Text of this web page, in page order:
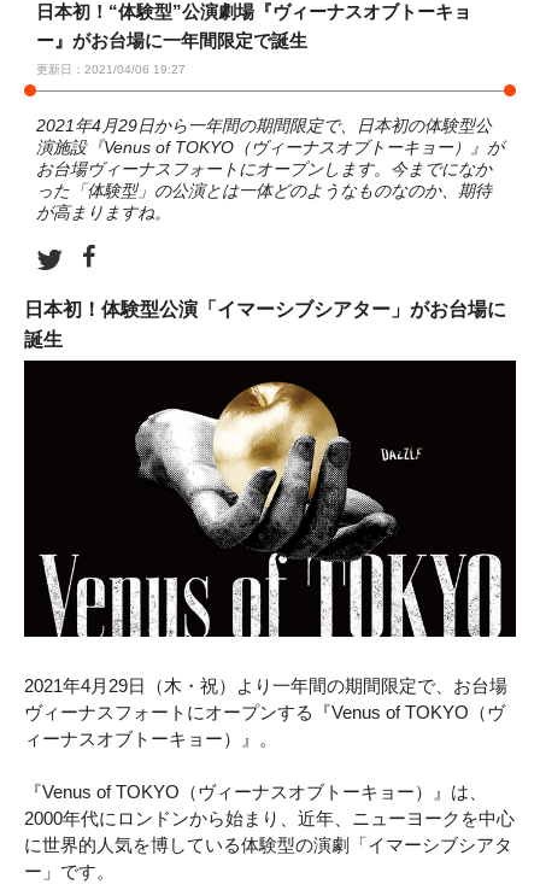
日本初！“体験型”公演劇場『ヴィーナスオブトーキョ
ー』がお台場に一年間限定で誕生
更新日：2021/04/06 19:27
2021年4月29日から一年間の期間限定で、日本初の体験型公
演施設『Venus of TOKYO（ヴィーナスオブトーキョー）』が
お台場ヴィーナスフォートにオープンします。今までになか
った「体験型」の公演とは一体どのようなものなのか、期待
が高まりますね。
日本初！体験型公演「イマーシブシアター」がお台場に
誕生
2021年4月29日（木・祝）より一年間の期間限定で、お台場
ヴィーナスフォートにオープンする『Venus of TOKYO（ヴ
ィーナスオブトーキョー）』。
『Venus of TOKYO（ヴィーナスオブトーキョー）』は、
2000年代にロンドンから始まり、近年、ニューヨークを中心
に世界的人気を博している体験型の演劇「イマーシブシアタ
ー」です。